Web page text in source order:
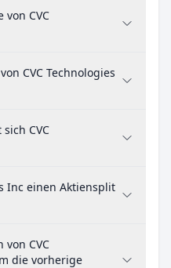
CVC
CVC Technologies
CVC
Inc einen Aktiensplit
CVC
die vorherige